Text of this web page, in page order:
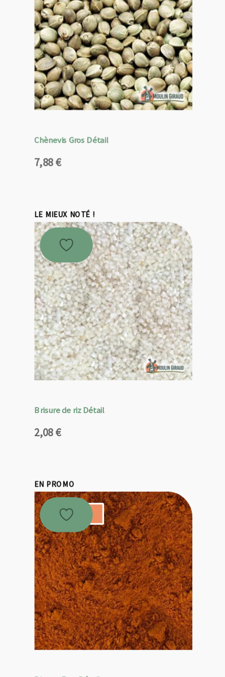
Chènevis Gros Détail
7,88€
LE MIEUX NOTÉ !
Brisure de riz Détail
2,08€
EN PROMO
Promo !